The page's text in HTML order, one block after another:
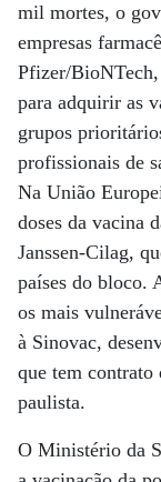
mil mortes, o
empresas
Pfizer/
para adquirir as
grupos
profissionais de
Na União
doses da vacina
Janssen-Cilag,
países do bloco.
os mais
à Sinovac,
que tem
paulista.
O Ministério da